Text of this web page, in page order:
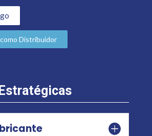
Distribuidor